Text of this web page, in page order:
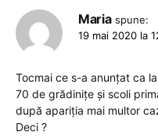
Maria spune:
19 mai 2020 la
Tocmai ce s-a anunțat ca
70 de grădinițe și scoli
după apariția mai multor
Deci ?